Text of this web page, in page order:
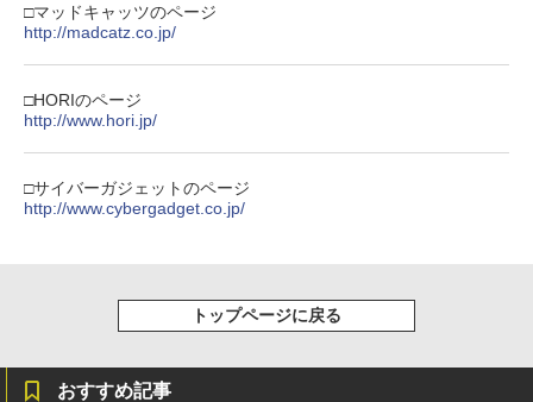
□マッドキャッツのページ
http://madcatz.co.jp/
□HORIのページ
http://www.hori.jp/
□サイバーガジェットのページ
http://www.cybergadget.co.jp/
トップページに戻る
おすすめ記事